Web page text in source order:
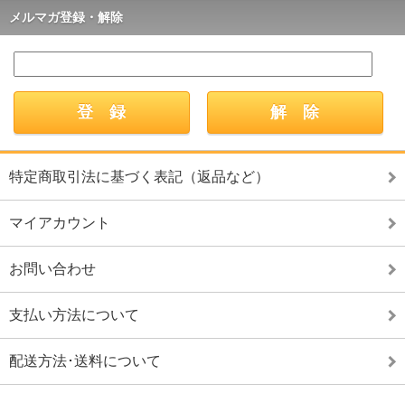
メルマガ登録・解除
特定商取引法に基づく表記（返品など）
マイアカウント
お問い合わせ
支払い方法について
配送方法･送料について